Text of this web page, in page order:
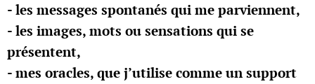
- les messages spontanés qui me parviennent,
- les images, mots ou sensations qui se
présentent,
- mes oracles, que j’utilise comme un support